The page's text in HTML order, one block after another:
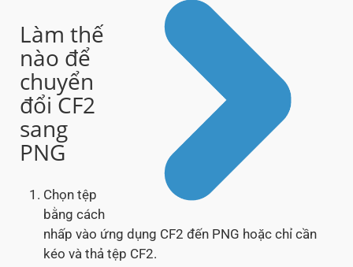
Làm thế
nào để
chuyển
đổi CF2
sang
PNG
Chọn tệp
bằng cách
nhấp vào ứng dụng CF2 đến PNG hoặc chỉ cần
kéo và thả tệp CF2.